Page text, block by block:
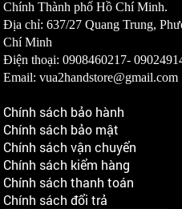
Chính Thành phố Hồ Chí Minh.
Địa chỉ: 637/27 Quang Trung,
Chí Minh
Điện thoại: 0908460217-
Email: vua2handstore@gmail.com
Chính sách bảo hành
Chính sách bảo mật
Chính sách vận chuyển
Chính sách kiểm hàng
Chính sách thanh toán
Chính sách đổi trả